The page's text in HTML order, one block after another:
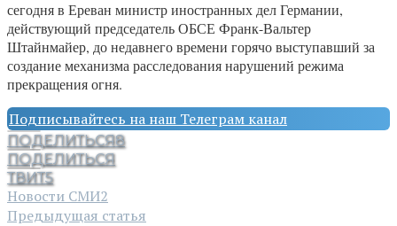
сегодня в Ереван министр иностранных дел Германии,
действующий председатель ОБСЕ Франк-Вальтер
Штайнмайер, до недавнего времени горячо выступавший за
создание механизма расследования нарушений режима
прекращения огня.
Подписывайтесь на наш Телеграм канал
ПОДЕЛИТЬСЯ8
ПОДЕЛИТЬСЯ
ТВИТ5
Новости СМИ2
Предыдущая статья